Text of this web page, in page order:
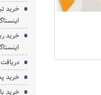
خرید
خرید
دریافت
خرید